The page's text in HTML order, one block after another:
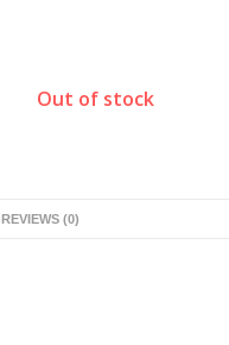
Out of stock
REVIEWS (0)